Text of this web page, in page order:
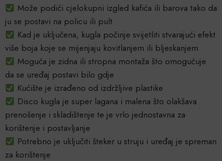
Može podići cjelokupni izgled kafića ili barova tako da
ju se postavi na policu ili pult
Kad je uključena, kugla počinje svijetliti stvarajući efekt
više boja koje se mijenjaju kovitlanjem ili bljeskanjem
Moguća je zidna ili stropna montaža što omogućuje
da se uređaj postavi bilo gdje
Kućište je izrađeno od izdržljive plastike
Disco kugla je super lagana i malena što olakšava
prenošenje i skladištenje te je vrlo jednostavna za
korištenje i postavljanje
Potrebno je uključiti šteker u struju i uređaj je spreman
za korištenje